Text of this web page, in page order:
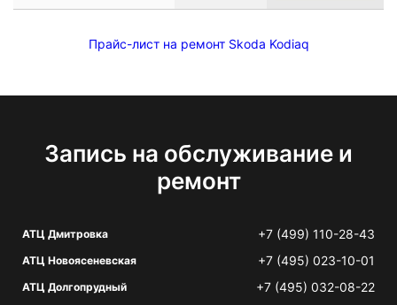
Прайс-лист на ремонт Skoda Kodiaq
Запись на обслуживание и
ремонт
АТЦ Дмитровка +7 (499) 110-28-43
АТЦ Новоясеневская +7 (495) 023-10-01
АТЦ Долгопрудный +7 (495) 032-08-22